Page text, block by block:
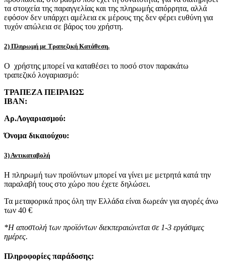
τα στοιχεία της παραγγελίας και της πληρωμής απόρρητα, αλλά
εφόσον δεν υπάρχει αμέλεια εκ μέρους της δεν φέρει ευθύνη για
τυχόν απώλεια σε βάρος του χρήστη.
2) Πληρωμή με Τραπεζική Κατάθεση.
Ο χρήστης μπορεί να καταθέσει το ποσό στον παρακάτω
τραπεζικό λογαριασμό:
ΤΡΑΠΕΖΑ ΠΕΙΡΑΙΩΣ
IBAN:
Αρ.Λογαριασμού:
Όνομα δικαιούχου:
3) Αντικαταβολή
Η πληρωμή των προϊόντων μπορεί να γίνει με μετρητά κατά την
παραλαβή τους στο χώρο που έχετε δηλώσει.
Τα μεταφορικά προς όλη την Ελλάδα είναι δωρεάν για αγορές άνω
των 40 €
*Η αποστολή των προϊόντων διεκπεραιώνεται σε 1-3 εργάσιμες
ημέρες.
Πληροφορίες παράδοσης: